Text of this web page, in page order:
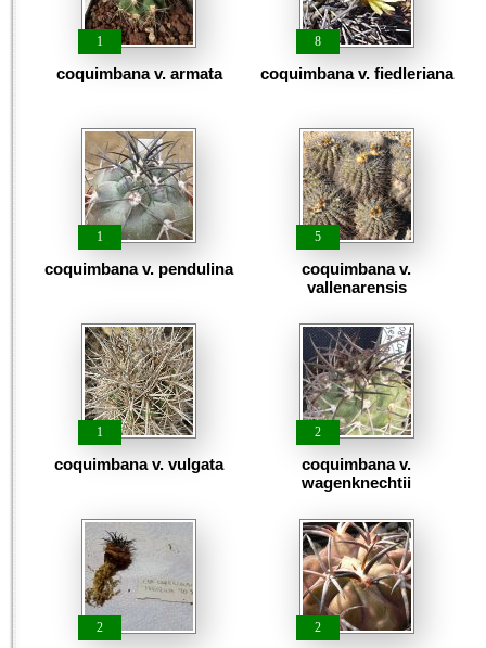
1
coquimbana v. armata
8
coquimbana v. fiedleriana
1
coquimbana v. pendulina
5
coquimbana v.
vallenarensis
1
coquimbana v. vulgata
2
coquimbana v.
wagenknechtii
2 2